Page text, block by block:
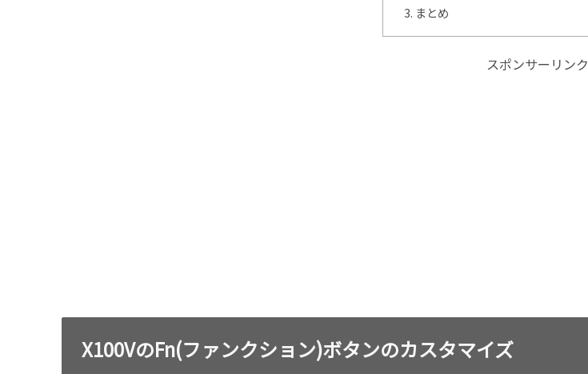
まとめ
スポンサーリンク
X100VのFn(ファンクション)ボタンのカスタマイズ